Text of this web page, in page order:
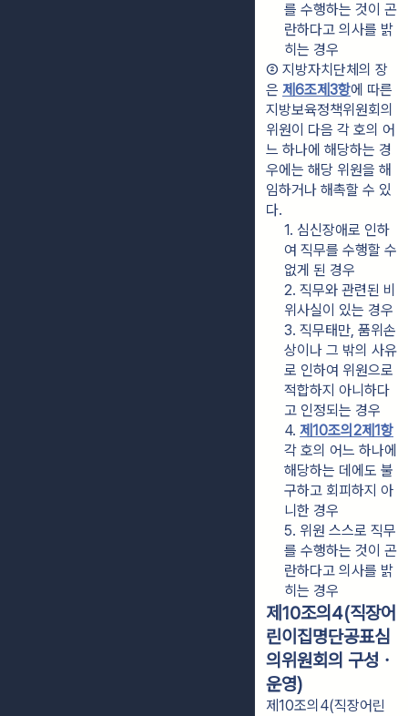
를 수행하는 것이 곤
란하다고 의사를 밝
히는 경우
② 지방자치단체의 장
은 제6조제3항에 따른
지방보육정책위원회의
위원이 다음 각 호의 어
느 하나에 해당하는 경
우에는 해당 위원을 해
임하거나 해촉할 수 있
다.
1. 심신장애로 인하
여 직무를 수행할 수
없게 된 경우
2. 직무와 관련된 비
위사실이 있는 경우
3. 직무태만, 품위손
상이나 그 밖의 사유
로 인하여 위원으로
적합하지 아니하다
고 인정되는 경우
4. 제10조의2제1항
각 호의 어느 하나에
해당하는 데에도 불
구하고 회피하지 아
니한 경우
5. 위원 스스로 직무
를 수행하는 것이 곤
란하다고 의사를 밝
히는 경우
제10조의4(직장어
린이집명단공표심
의위원회의 구성ㆍ
운영)
제10조의4(직장어린